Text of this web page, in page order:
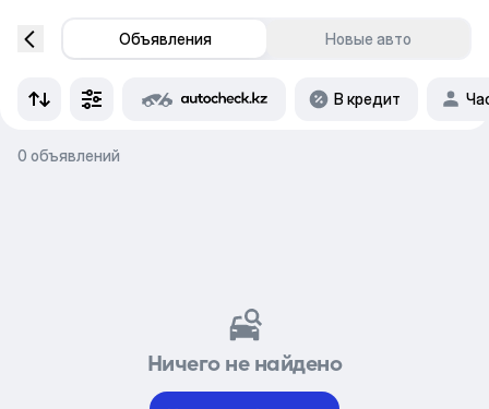
Объявления Новые авто
В кредит
0 объявлений
Ничего не найдено